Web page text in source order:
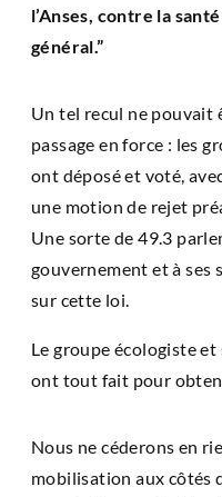
l’Anses, contre la
général.”
Un tel recul ne pouvait
passage en force : les
ont déposé et voté,
une motion de rejet
Une sorte de 49.3
gouvernement et à ses
sur cette loi.
Le groupe écologiste
ont tout fait pour
Nous ne céderons en
mobilisation aux côtés